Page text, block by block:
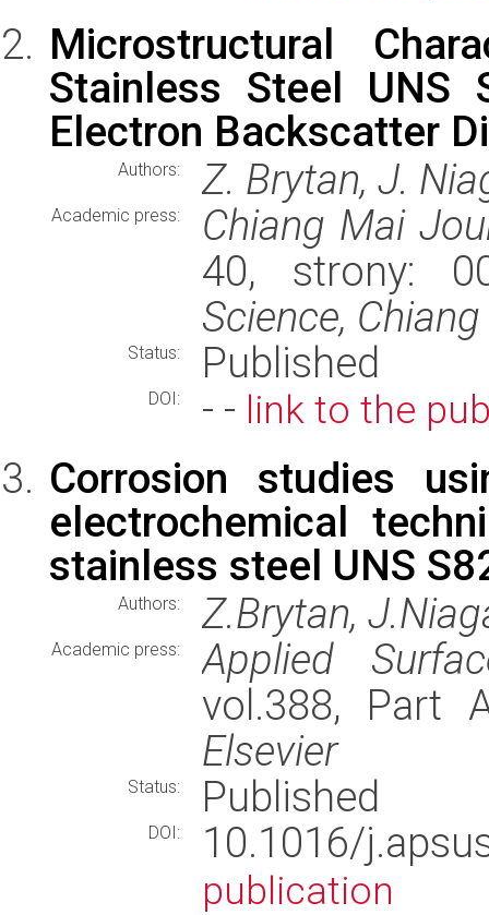
Microstructural
Stainless Steel UNS
Electron Backscatter
Authors: Z. Brytan, J.
Academic press:
Chiang Mai
40, strony:
Science,
Status: Published
DOI: - - link to the
Corrosion studies
electrochemical
stainless steel UNS
Authors: Z.Brytan,
Academic press:
Applied
vol.388, Part
Elsevier
Status: Published
DOI: 10.1016/
publication